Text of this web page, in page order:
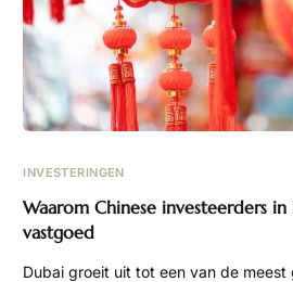
INVESTERINGEN
Waarom Chinese investeerders
vastgoed
Dubai groeit uit tot een van de meest